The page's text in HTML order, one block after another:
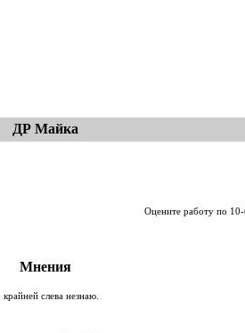
ДР Майка
Оцените работу по 10-
Мнения
слева незнаю.